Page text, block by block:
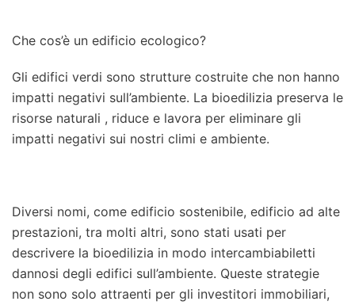
Che cos’è un edificio ecologico?
Gli edifici verdi sono strutture costruite che non hanno
impatti negativi sull’ambiente. La bioedilizia preserva le
risorse naturali , riduce e lavora per eliminare gli
impatti negativi sui nostri climi e ambiente.
Diversi nomi, come edificio sostenibile, edificio ad alte
prestazioni, tra molti altri, sono stati usati per
descrivere la bioedilizia in modo intercambiabiletti
dannosi degli edifici sull’ambiente. Queste strategie
non sono solo attraenti per gli investitori immobiliari,